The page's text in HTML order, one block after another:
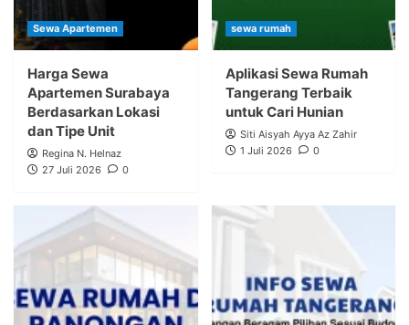
Sewa Apartemen
Harga Sewa
Apartemen Surabaya
Berdasarkan Lokasi
dan Tipe Unit
Regina N. Helnaz
27 Juli 2026
0
sewa rumah
Aplikasi Sewa Rumah
Tangerang Terbaik
untuk Cari Hunian
Siti Aisyah Ayya Az Zahir
1 Juli 2026
0